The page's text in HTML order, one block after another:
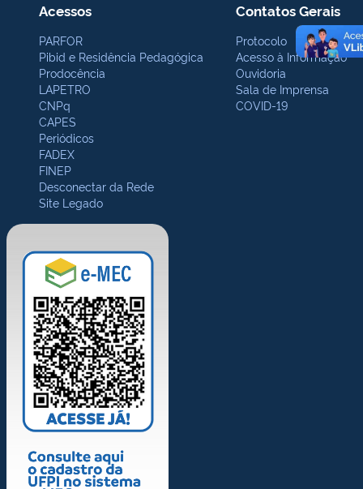
Acessos
PARFOR
Pibid e Residência Pedagógica
Prodocência
LAPETRO
CNPq
CAPES
Periódicos
FADEX
FINEP
Desconectar da Rede
Site Legado
Contatos Gerais
Protocolo
Acesso à Informação
Ouvidoria
Sala de Imprensa
COVID-19